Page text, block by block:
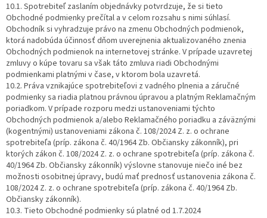
10.1. Spotrebiteľ zaslaním objednávky potvrdzuje, že si tieto
Obchodné podmienky prečítal a v celom rozsahu s nimi súhlasí.
Obchodník si vyhradzuje právo na zmenu Obchodných podmienok,
ktorá nadobúda účinnosť dňom uverejnenia aktualizovaného znenia
Obchodných podmienok na internetovej stránke. V prípade uzavretej
zmluvy o kúpe tovaru sa však táto zmluva riadi Obchodnými
podmienkami platnými v čase, v ktorom bola uzavretá.
10.2. Práva vznikajúce spotrebiteľovi z vadného plnenia a záručné
podmienky sa riadia platnou právnou úpravou a platným Reklamačným
poriadkom. V prípade rozporu medzi ustanoveniami týchto
Obchodných podmienok a/alebo Reklamačného poriadku a záväznými
(kogentnými) ustanoveniami zákona č. 108/2024 Z. z. o ochrane
spotrebiteľa (príp. zákona č. 40/1964 Zb. Občiansky zákonník), pri
ktorých zákon č. 108/2024 Z. z. o ochrane spotrebiteľa (príp. zákona č.
40/1964 Zb. Občiansky zákonník) výslovne stanovuje niečo iné bez
možnosti osobitnej úpravy, budú mať prednosť ustanovenia zákona č.
108/2024 Z. z. o ochrane spotrebiteľa (príp. zákona č. 40/1964 Zb.
Občiansky zákonník).
10.3. Tieto Obchodné podmienky sú platné od 1.7.2024